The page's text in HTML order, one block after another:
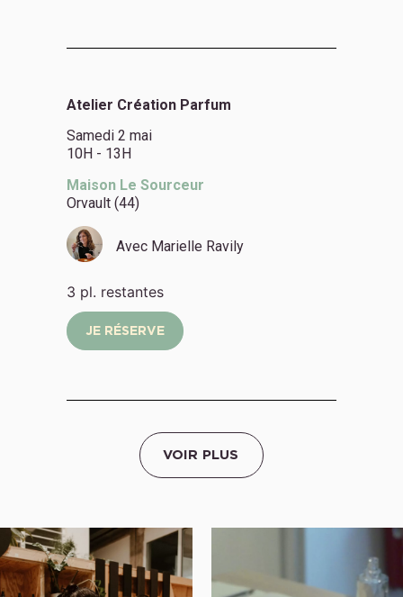
Atelier Création Parfum
Samedi 2 mai
10H - 13H
Maison Le Sourceur
Orvault (44)
Avec Marielle Ravily
3 pl. restantes
JE RÉSERVE
VOIR PLUS